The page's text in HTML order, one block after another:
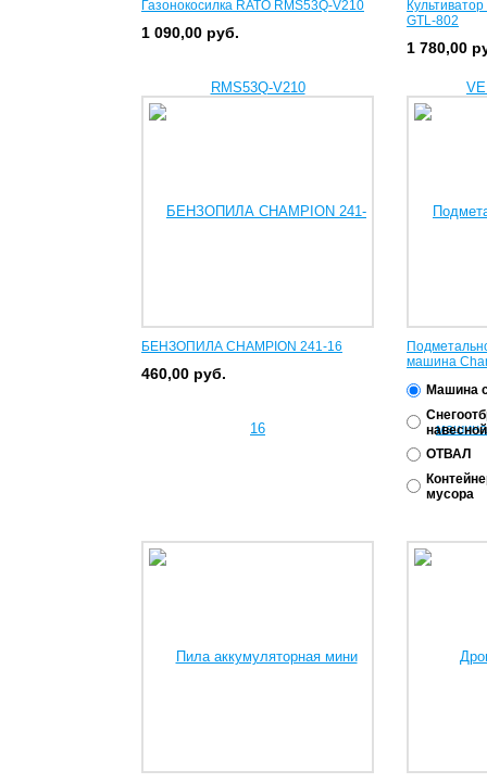
Газонокосилка RATO RMS53Q-V210
1 090,00 руб.
GTL-802
1 780,00
БЕНЗОПИЛА CHAMPION 241-16
460,00 руб.
машина
Машина
навесной
ОТВАЛ
мусора